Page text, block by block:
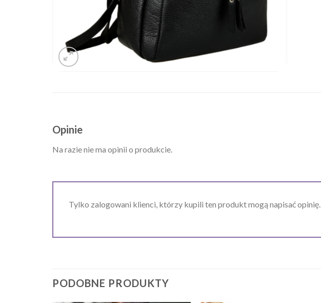
Opinie
Na razie nie ma opinii o produkcie.
Tylko zalogowani klienci, którzy kupili ten produkt mogą napisać opinię.
PODOBNE PRODUKTY